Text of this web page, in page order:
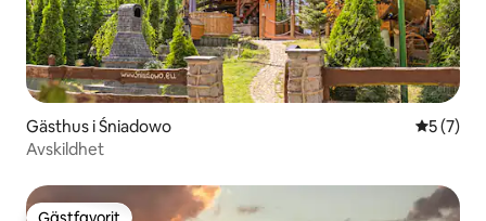
Gästhus i Śniadowo 5 av 5 i
5 (7)
Avskildhet